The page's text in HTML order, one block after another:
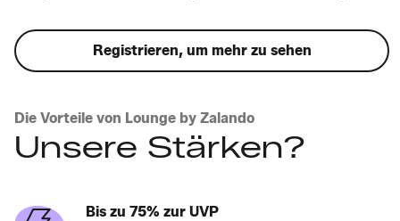
Registrieren, um mehr zu sehen
Die Vorteile von Lounge by Zalando
Unsere Stärken?
Bis zu 75% zur UVP